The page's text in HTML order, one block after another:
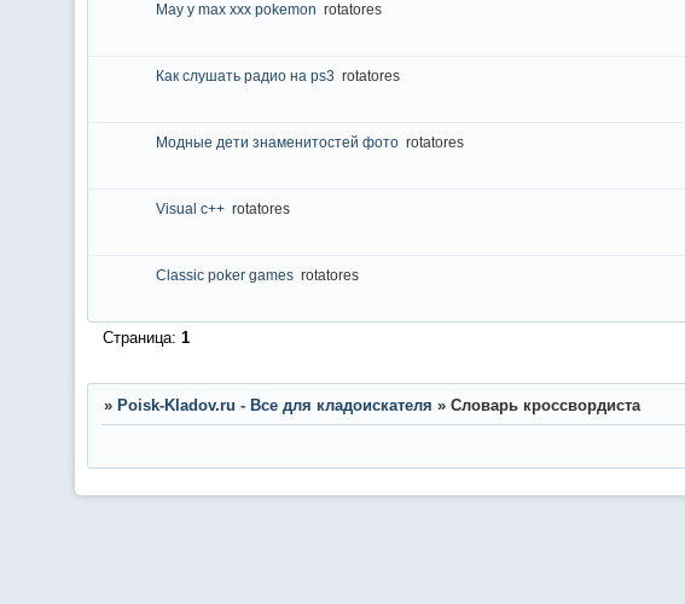
May y max xxx pokemon rotatores
Как слушать радио на ps3 rotatores
Модные дети знаменитостей фото rotatores
Visual c++ rotatores
Classic poker games rotatores
Страница: 1
» Poisk-Kladov.ru - Все для кладоискателя » Словарь кроссвордиста